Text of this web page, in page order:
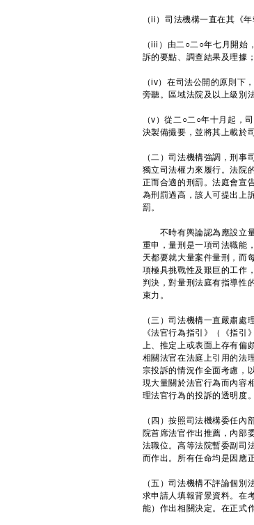
（ii）司法機構一直在其《
（iii）由二○二○年七月開始
訴的要點、調查結果及理據；
（iv）在司法公開的原則下
旁聽。區域法院及以上級別
（v）從二○二○年十月起，
決製備撮要，並將其上載於
（二）司法機構強調，刑
獨立司法權力來履行。法院
正而合適的刑罰。法庭會宣
為刑罰過高，該人可提出上
罰。
不時有輿論認為應設立量
重申，量刑是一項司法職能
天都要就大量案件量刑，而
項極具挑戰性及艱巨的工作
判決，對量刑法庭有指導性
束力。
（三）司法機構一直嚴肅處
《法官行為指引》（《指
上、推定上或表面上存有偏
相關法官在法庭上引用的法
宗投訴的情況作全面考慮，
現大量關於法官行為而內容
理法官行為的投訴的透明度。
（四）按照司法機構委任
院首席法官作出推薦，內部
法職位。高等法院暫委副司
而作出。所有任命均是因應
（五）司法機構不評論個
求申請人填報背景資料。在
能）作出相關決定。在正式